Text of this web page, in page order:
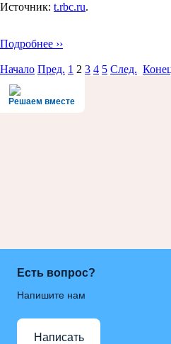
Источник: t.rbc.ru.
Подробнее ››
Начало Пред. 1 2 3 4 5 След.
Решаем вместе
Есть вопрос?
Напишите нам
Написать